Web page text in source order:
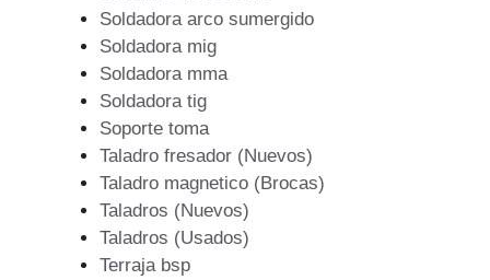
Soldadora arco sumergido
Soldadora mig
Soldadora mma
Soldadora tig
Soporte toma
Taladro fresador (Nuevos)
Taladro magnetico (Brocas)
Taladros (Nuevos)
Taladros (Usados)
Terraja bsp